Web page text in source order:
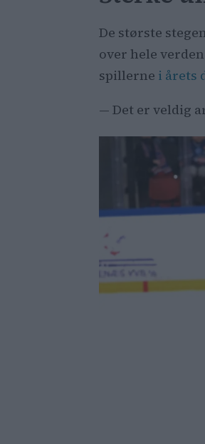
De største
over hele
spillerne i årets
— Det er veldig